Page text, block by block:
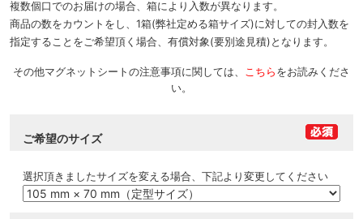
複数個口でのお届けの場合、箱により入数が異なります。
商品の数をカウントをし、1箱(弊社定める箱サイズ)に対しての封入数を
指定することをご希望頂く場合、有償対象(要別途見積)となります。
その他マグネットシートの注意事項に関しては、 こちらをお読みくださ
い。
ご希望のサイズ
選択頂きましたサイズを変える場合、下記より変更してください